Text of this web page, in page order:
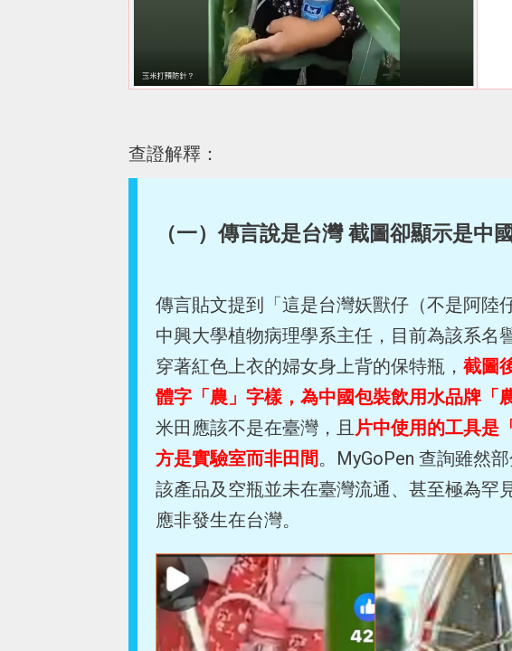
查證解釋：
（一）傳言說是台灣 截圖卻顯示是中
傳言貼文提到「這是台灣妖獸仔（不是阿陸
中興大學植物病理學系主任，目前為該系名
穿著紅色上衣的婦女身上背的保特瓶， 截圖
體字「農」字樣，為中國包裝飲用水品牌「
米田應該不是在臺灣，且 片中使用的工具是
方是實驗室而非田間 。MyGoPen 查詢雖然
該產品及空瓶並未在臺灣流通、甚至極為罕
應非發生在台灣。